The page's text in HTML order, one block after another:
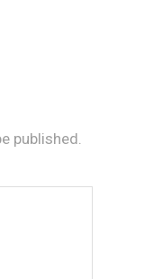
published.